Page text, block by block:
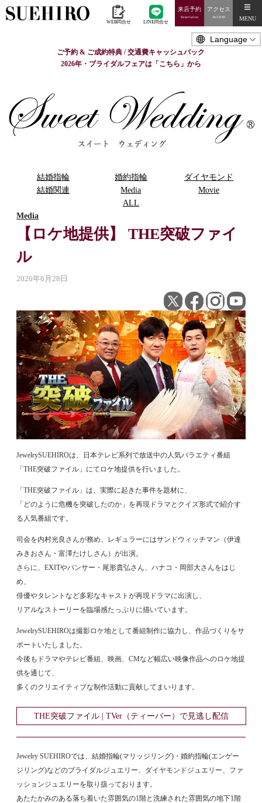
WEB問合せ LINE問合せ
来店予約
Reservation
アクセス
ACCESS MENU
ご予約 & ご成約特典 / 交通費キャッシュバック
2026年・ブライダルフェアは「こちら」から
結婚指輪 婚約指輪
ダイヤモンド
結婚関連
Media
Movie
ALL
Media
【ロケ地提供】 THE突破ファイ
ル
2026年6月28日
JewelrySUEHIROは、日本テレビ系列で放送中の人気バラエティ番組
「THE突破ファイル」にてロケ地提供を行いました。
「THE突破ファイル」は、実際に起きた事件を題材に、
「どのように危機を突破したのか」を再現ドラマとクイズ形式で紹介す
る人気番組です。
司会を内村光良さんが務め、レギュラーにはサンドウィッチマン（伊達
みきおさん・富澤たけしさん）が出演。
さらに、EXITやパンサー・尾形貴弘さん、ハナコ・岡部大さんをはじ
め、
俳優やタレントなど多彩なキャストが再現ドラマに出演し、
リアルなストーリーを臨場感たっぷりに描いています。
JewelrySUEHIROは撮影ロケ地として番組制作に協力し、作品づくりをサ
ポートいたしました。
今後もドラマやテレビ番組、映画、CMなど幅広い映像作品へのロケ地提
供を通じて、
多くのクリエイティブな制作活動に貢献してまいります。
THE突破ファイル | TVer（ティーバー）で見逃し配信
Jewelry SUEHIROでは、結婚指輪(マリッジリング)・婚約指輪(エンゲー
ジリング)などのブライダルジュエリー、ダイヤモンドジュエリー、ファ
ッションジュエリーを取り扱っております。
あたたかみのある落ち着いた雰囲気の1階と洗練された雰囲気の地下1階